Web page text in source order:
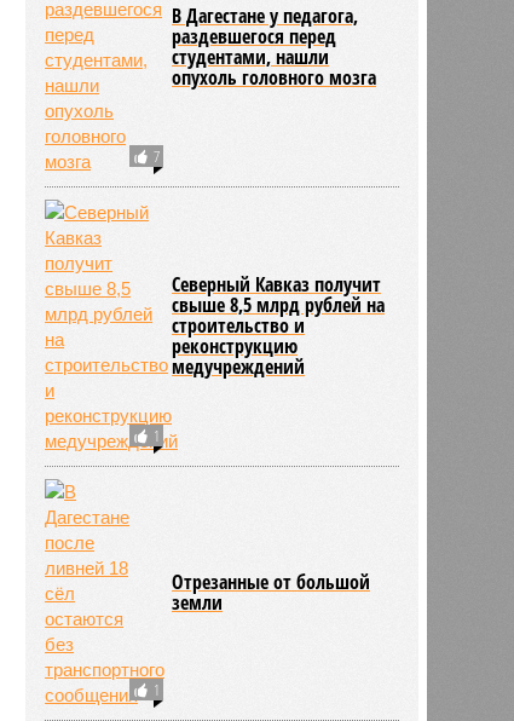
7
В Дагестане у педагога,
раздевшегося перед
студентами, нашли
опухоль головного мозга
1
Северный Кавказ получит
свыше 8,5 млрд рублей на
строительство и
реконструкцию
медучреждений
1
Отрезанные от большой
земли